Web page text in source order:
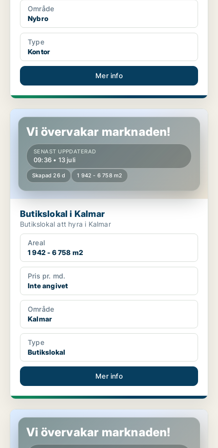
Område
Nybro
Type
Kontor
Mer info
Butikslokal i Kalmar
Vi övervakar marknaden!
SENAST UPPDATERAD
09:36 • 13 juli
Skapad 26 d 1 942 - 6 758 m2
Butikslokal i Kalmar
Butikslokal att hyra i Kalmar
Areal
1 942 - 6 758 m2
Pris pr. md.
Inte angivet
Område
Kalmar
Type
Butikslokal
Mer info
Butikslokal i Kalmar
Vi övervakar marknaden!